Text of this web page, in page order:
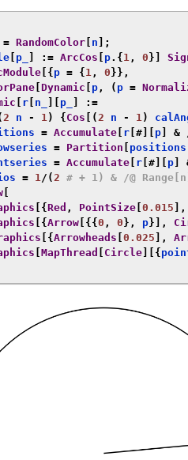
= RandomColor n ];
p_ := ArcCos p.{ 1 , 0 }]
[{ p = { 1 , 0 }},
Dynamic p , ( p =
r n_ p_
:=
2 n - 1) { Cos [(2 n - 1)
= Accumulate r [#][ p &
= Partition positions
= Accumulate r [#][ p
= 1/(2 # + 1) & /@
[{ Red , PointSize 0.015 ],
[{ Arrow [{{ 0 , 0 }, p}],
[{ Arrowheads 0.025 ],
MapThread Circle ][{